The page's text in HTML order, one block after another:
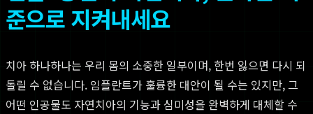
준으로 지켜내세요
치아 하나하나는 우리 몸의 소중한 일부이며, 한번 잃으면 다시 되
돌릴 수 없습니다. 임플란트가 훌륭한 대안이 될 수는 있지만, 그
어떤 인공물도 자연치아의 기능과 심미성을 완벽하게 대체할 수